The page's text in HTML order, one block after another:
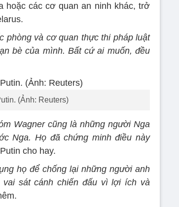
hoặc các cơ quan an ninh khác, trở
phòng và cơ quan thực thi pháp luật
bè của mình. Bất cứ ai muốn, đều
(Ảnh: Reuters)
Wagner cũng là những người Nga
Nga. Họ đã chứng minh điều này
cho hay.
họ để chống lại những người anh
sát cánh chiến đấu vì lợi ích và